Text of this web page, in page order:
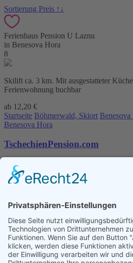
Sortierung Preis ↑↓
Ferienhaus Pension U Laznu
in Benesova Hora
8
Skilift ca. 3 km. Mit ausgestatteter
Ferienwohnung buchbar
ab 12,20 €
Startseite Böhmerwald, Skiort Benesova
Benesova Hora
TschechienPension.com
AGB
Datenschutz